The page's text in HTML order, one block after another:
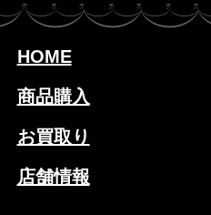
HOME
商品購入
お買取り
店舗情報